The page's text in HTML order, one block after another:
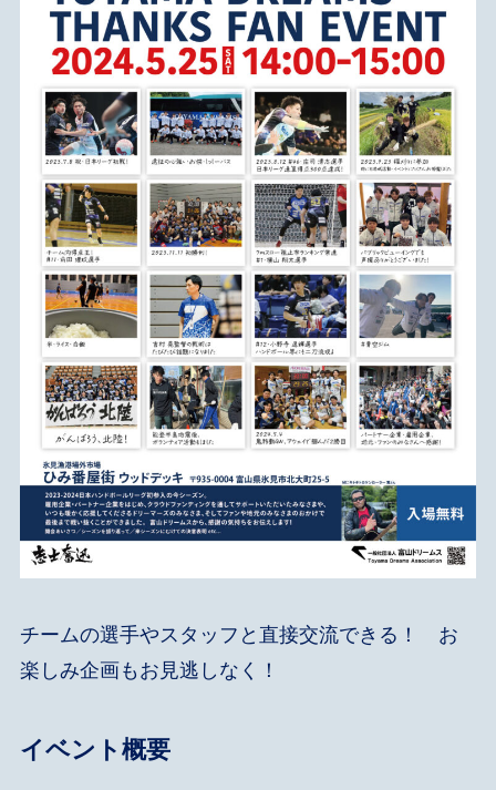
チームの選手やスタッフと直接交流できる！ お
楽しみ企画もお見逃しなく！
イベント概要